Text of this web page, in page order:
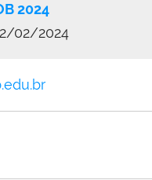
2024
02/2024